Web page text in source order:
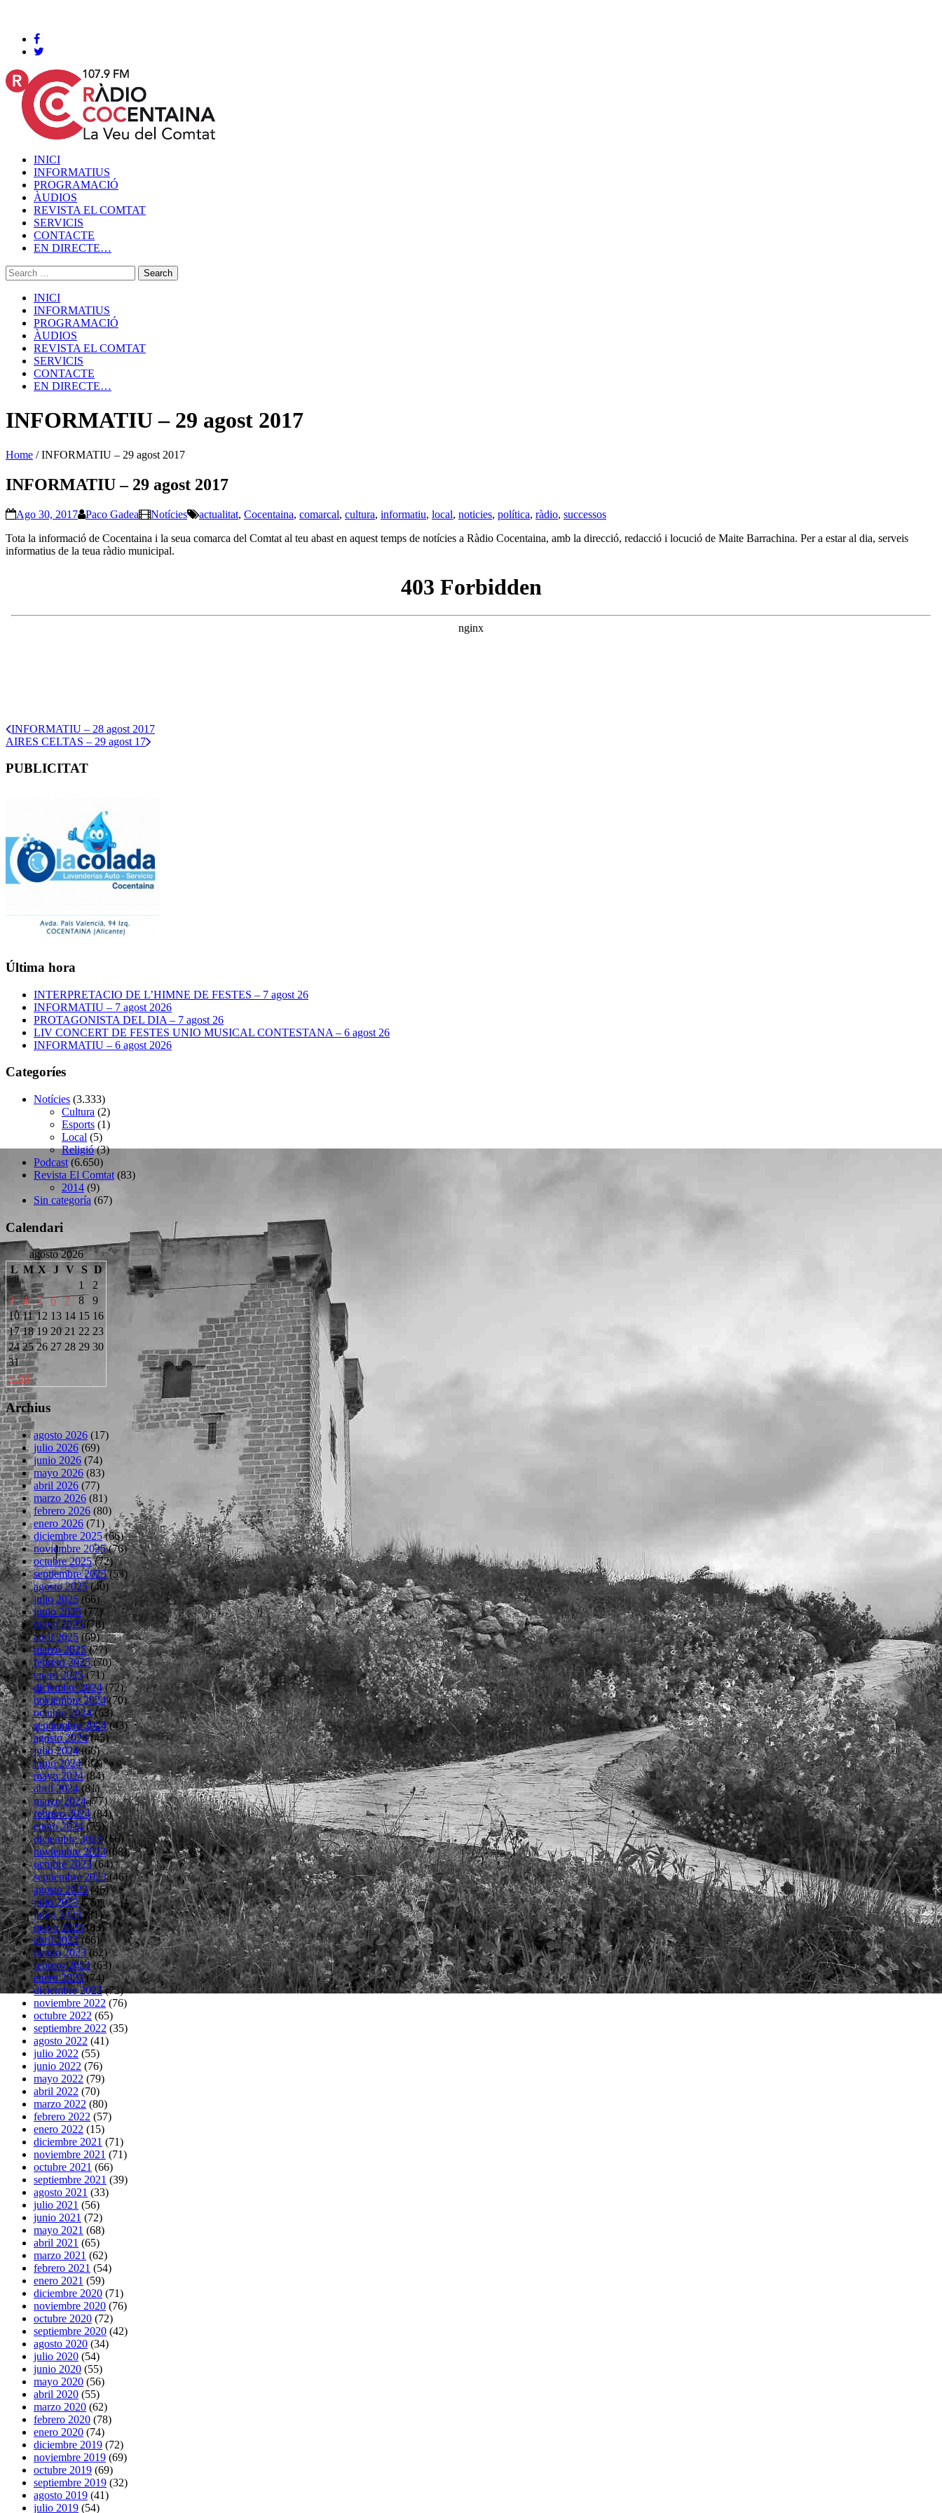
INICI
INFORMATIUS
PROGRAMACIÓ
ÀUDIOS
REVISTA EL COMTAT
SERVICIS
CONTACTE
EN DIRECTE…
INICI
INFORMATIUS
PROGRAMACIÓ
ÀUDIOS
REVISTA EL COMTAT
SERVICIS
CONTACTE
EN DIRECTE…
INFORMATIU – 29 agost 2017
Home /INFORMATIU – 29 agost 2017
INFORMATIU – 29 agost 2017
Ago 30, 2017 Paco Gadea Notícies actualitat, Cocentaina, comarcal, cultura, informatiu, local, noticies, política, ràdio, successos
Tota la informació de Cocentaina i la seua comarca del Comtat al teu abast en aquest temps de notícies a Ràdio Cocentaina, amb la direcció, redacció i locució de Maite Barrachina. Per a estar al dia, serveis
informatius de la teua ràdio municipal.
INFORMATIU – 28 agost 2017
AIRES CELTAS – 29 agost 17
PUBLICITAT
Última hora
INTERPRETACIO DE L’HIMNE DE FESTES – 7 agost 26
INFORMATIU – 7 agost 2026
PROTAGONISTA DEL DIA – 7 agost 26
LIV CONCERT DE FESTES UNIO MUSICAL CONTESTANA – 6 agost 26
INFORMATIU – 6 agost 2026
Categoríes
Notícies (3.333)
Cultura (2)
Esports (1)
Local (5)
Religió(3)
Podcast (6.650)
Revista El Comtat (83)
2014 (9)
Sin categoría (67)
Calendari
agosto 2026
L M X J V S D
« Jul
1
2
3
4 5 6 7 8
9
10 11 12 13 14 15 16
17 18 19 20 21 22 23
24 25 26 27 28 29 30
31
Archius
agosto 2026 (17)
julio 2026 (69)
junio 2026 (74)
mayo 2026 (83)
abril 2026 (77)
marzo 2026 (81)
febrero 2026 (80)
enero 2026 (71)
diciembre 2025(66)
noviembre 2025(76)
octubre 2025(72)
septiembre 2025(53)
agosto 2025(40)
julio 2025 (66)
junio 2025(77)
mayo 2025(78)
abril 2025(69)
marzo 2025(77)
febrero 2025(70)
enero 2025(71)
diciembre 2024(72)
noviembre 2024(70)
octubre 2024(63)
septiembre 2024(43)
agosto 2024(45)
julio 2024(66)
junio 2024(82)
mayo 2024(84)
abril 2024(81)
marzo 2024(77)
febrero 2024(84)
enero 2024(75)
diciembre 2023(66)
noviembre 2023(68)
octubre 2023(64)
septiembre 2023(46)
agosto 2023(46)
julio 2023(75)
junio 2023(81)
mayo 2023(83)
abril 2023(66)
marzo 2023(62)
febrero 2023(63)
enero 2023(74)
diciembre 2022(73)
noviembre 2022 (76)
octubre 2022 (65)
septiembre 2022 (35)
agosto 2022 (41)
julio 2022 (55)
junio 2022 (76)
mayo 2022 (79)
abril 2022 (70)
marzo 2022 (80)
febrero 2022 (57)
enero 2022 (15)
diciembre 2021 (71)
noviembre 2021 (71)
octubre 2021 (66)
septiembre 2021 (39)
agosto 2021 (33)
julio 2021 (56)
junio 2021 (72)
mayo 2021 (68)
abril 2021 (65)
marzo 2021 (62)
febrero 2021 (54)
enero 2021 (59)
diciembre 2020 (71)
noviembre 2020 (76)
octubre 2020 (72)
septiembre 2020 (42)
agosto 2020 (34)
julio 2020 (54)
junio 2020 (55)
mayo 2020 (56)
abril 2020 (55)
marzo 2020 (62)
febrero 2020 (78)
enero 2020 (74)
diciembre 2019 (72)
noviembre 2019 (69)
octubre 2019 (69)
septiembre 2019 (32)
agosto 2019 (41)
julio 2019 (54)